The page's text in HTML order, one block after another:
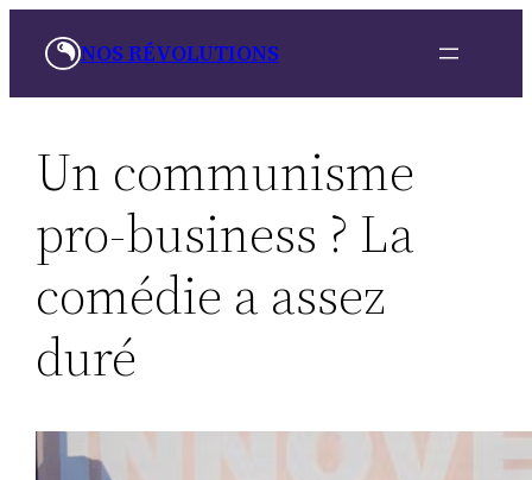
NOS RÉVOLUTIONS
Un communisme
pro-business ? La
comédie a assez
duré